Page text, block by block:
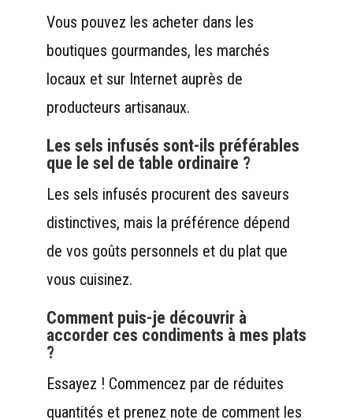
Vous pouvez les acheter dans les
boutiques gourmandes, les marchés
locaux et sur Internet auprès de
producteurs artisanaux.
Les sels infusés sont-ils préférables
que le sel de table ordinaire ?
Les sels infusés procurent des saveurs
distinctives, mais la préférence dépend
de vos goûts personnels et du plat que
vous cuisinez.
Comment puis-je découvrir à
accorder ces condiments à mes plats
?
Essayez ! Commencez par de réduites
quantités et prenez note de comment les